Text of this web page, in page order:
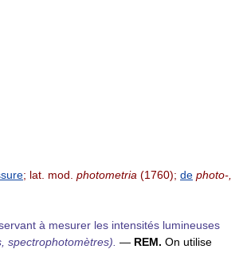
; lat. mod. photometria (1760); de photo-,
à mesurer les intensités lumineuses
spectrophotomètres). — REM. On utilise